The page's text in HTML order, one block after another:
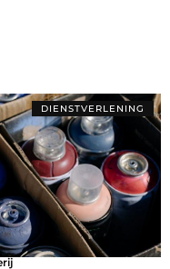
DIENSTVERLENING